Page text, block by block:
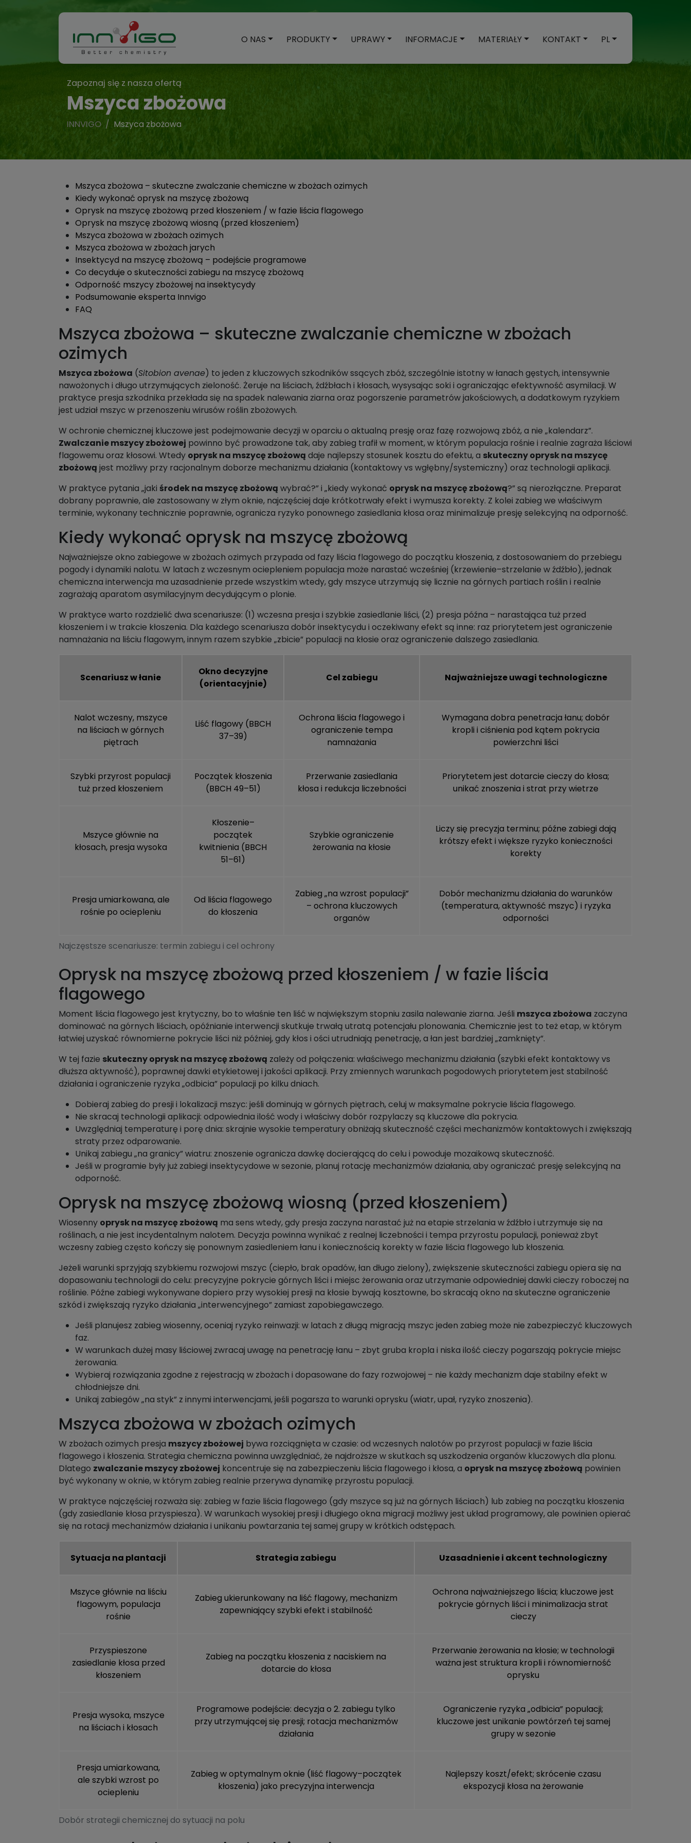
O NAS PRODUKTY UPRAWY INFORMACJE MATERIAŁY KONTAKT PL
Zapoznaj się z nasza ofertą
Mszyca zbożowa
INNVIGO Mszyca zbożowa
Mszyca zbożowa – skuteczne zwalczanie chemiczne w zbożach ozimych
Kiedy wykonać oprysk na mszycę zbożową
Oprysk na mszycę zbożową przed kłoszeniem / w fazie liścia flagowego
Oprysk na mszycę zbożową wiosną (przed kłoszeniem)
Mszyca zbożowa w zbożach ozimych
Mszyca zbożowa w zbożach jarych
Insektycyd na mszycę zbożową – podejście programowe
Co decyduje o skuteczności zabiegu na mszycę zbożową
Odporność mszycy zbożowej na insektycydy
Podsumowanie eksperta Innvigo
FAQ
Mszyca zbożowa – skuteczne zwalczanie chemiczne w zbożach
ozimych
Mszyca zbożowa (Sitobion avenae) to jeden z kluczowych szkodników ssących zbóż, szczególnie istotny w łanach gęstych, intensywnie
nawożonych i długo utrzymujących zieloność. Żeruje na liściach, źdźbłach i kłosach, wysysając soki i ograniczając efektywność asymilacji. W
praktyce presja szkodnika przekłada się na spadek nalewania ziarna oraz pogorszenie parametrów jakościowych, a dodatkowym ryzykiem
jest udział mszyc w przenoszeniu wirusów roślin zbożowych.
W ochronie chemicznej kluczowe jest podejmowanie decyzji w oparciu o aktualną presję oraz fazę rozwojową zbóż, a nie „kalendarz”.
Zwalczanie mszycy zbożowej powinno być prowadzone tak, aby zabieg trafił w moment, w którym populacja rośnie i realnie zagraża liściowi
flagowemu oraz kłosowi. Wtedy oprysk na mszycę zbożową daje najlepszy stosunek kosztu do efektu, a skuteczny oprysk na mszycę
zbożową jest możliwy przy racjonalnym doborze mechanizmu działania (kontaktowy vs wgłębny/systemiczny) oraz technologii aplikacji.
W praktyce pytania „jaki środek na mszycę zbożową wybrać?” i „kiedy wykonać oprysk na mszycę zbożową?” są nierozłączne. Preparat
dobrany poprawnie, ale zastosowany w złym oknie, najczęściej daje krótkotrwały efekt i wymusza korekty. Z kolei zabieg we właściwym
terminie, wykonany technicznie poprawnie, ogranicza ryzyko ponownego zasiedlania kłosa oraz minimalizuje presję selekcyjną na odporność.
Kiedy wykonać oprysk na mszycę zbożową
Najważniejsze okno zabiegowe w zbożach ozimych przypada od fazy liścia flagowego do początku kłoszenia, z dostosowaniem do przebiegu
pogody i dynamiki nalotu. W latach z wczesnym ociepleniem populacja może narastać wcześniej (krzewienie–strzelanie w źdźbło), jednak
chemiczna interwencja ma uzasadnienie przede wszystkim wtedy, gdy mszyce utrzymują się licznie na górnych partiach roślin i realnie
zagrażają aparatom asymilacyjnym decydującym o plonie.
W praktyce warto rozdzielić dwa scenariusze: (1) wczesna presja i szybkie zasiedlanie liści, (2) presja późna – narastająca tuż przed
kłoszeniem i w trakcie kłoszenia. Dla każdego scenariusza dobór insektycydu i oczekiwany efekt są inne: raz priorytetem jest ograniczenie
namnażania na liściu flagowym, innym razem szybkie „zbicie” populacji na kłosie oraz ograniczenie dalszego zasiedlania.
Najczęstsze scenariusze: termin zabiegu i cel ochrony
Scenariusz w łanie
Okno decyzyjne
(orientacyjnie)
Cel zabiegu Najważniejsze uwagi technologiczne
Nalot wczesny, mszyce
na liściach w górnych
piętrach
Liść flagowy (BBCH
37–39)
Ochrona liścia flagowego i
ograniczenie tempa
namnażania
Wymagana dobra penetracja łanu; dobór
kropli i ciśnienia pod kątem pokrycia
powierzchni liści
Szybki przyrost populacji
tuż przed kłoszeniem
Początek kłoszenia
(BBCH 49–51)
Przerwanie zasiedlania
kłosa i redukcja liczebności
Priorytetem jest dotarcie cieczy do kłosa;
unikać znoszenia i strat przy wietrze
Mszyce głównie na
kłosach, presja wysoka
Kłoszenie–
początek
kwitnienia (BBCH
51–61)
Szybkie ograniczenie
żerowania na kłosie
Liczy się precyzja terminu; późne zabiegi dają
krótszy efekt i większe ryzyko konieczności
korekty
Presja umiarkowana, ale
rośnie po ociepleniu
Od liścia flagowego
do kłoszenia
Zabieg „na wzrost populacji”
– ochrona kluczowych
organów
Dobór mechanizmu działania do warunków
(temperatura, aktywność mszyc) i ryzyka
odporności
Oprysk na mszycę zbożową przed kłoszeniem / w fazie liścia
flagowego
Moment liścia flagowego jest krytyczny, bo to właśnie ten liść w największym stopniu zasila nalewanie ziarna. Jeśli mszyca zbożowa zaczyna
dominować na górnych liściach, opóźnianie interwencji skutkuje trwałą utratą potencjału plonowania. Chemicznie jest to też etap, w którym
łatwiej uzyskać równomierne pokrycie liści niż później, gdy kłos i ości utrudniają penetrację, a łan jest bardziej „zamknięty”.
W tej fazie skuteczny oprysk na mszycę zbożową zależy od połączenia: właściwego mechanizmu działania (szybki efekt kontaktowy vs
dłuższa aktywność), poprawnej dawki etykietowej i jakości aplikacji. Przy zmiennych warunkach pogodowych priorytetem jest stabilność
działania i ograniczenie ryzyka „odbicia” populacji po kilku dniach.
Dobieraj zabieg do presji i lokalizacji mszyc: jeśli dominują w górnych piętrach, celuj w maksymalne pokrycie liścia flagowego.
Nie skracaj technologii aplikacji: odpowiednia ilość wody i właściwy dobór rozpylaczy są kluczowe dla pokrycia.
Uwzględniaj temperaturę i porę dnia: skrajnie wysokie temperatury obniżają skuteczność części mechanizmów kontaktowych i zwiększają
straty przez odparowanie.
Unikaj zabiegu „na granicy” wiatru: znoszenie ogranicza dawkę docierającą do celu i powoduje mozaikową skuteczność.
Jeśli w programie były już zabiegi insektycydowe w sezonie, planuj rotację mechanizmów działania, aby ograniczać presję selekcyjną na
odporność.
Oprysk na mszycę zbożową wiosną (przed kłoszeniem)
Wiosenny oprysk na mszycę zbożową ma sens wtedy, gdy presja zaczyna narastać już na etapie strzelania w źdźbło i utrzymuje się na
roślinach, a nie jest incydentalnym nalotem. Decyzja powinna wynikać z realnej liczebności i tempa przyrostu populacji, ponieważ zbyt
wczesny zabieg często kończy się ponownym zasiedleniem łanu i koniecznością korekty w fazie liścia flagowego lub kłoszenia.
Jeżeli warunki sprzyjają szybkiemu rozwojowi mszyc (ciepło, brak opadów, łan długo zielony), zwiększenie skuteczności zabiegu opiera się na
dopasowaniu technologii do celu: precyzyjne pokrycie górnych liści i miejsc żerowania oraz utrzymanie odpowiedniej dawki cieczy roboczej na
roślinie. Późne zabiegi wykonywane dopiero przy wysokiej presji na kłosie bywają kosztowne, bo skracają okno na skuteczne ograniczenie
szkód i zwiększają ryzyko działania „interwencyjnego” zamiast zapobiegawczego.
Jeśli planujesz zabieg wiosenny, oceniaj ryzyko reinwazji: w latach z długą migracją mszyc jeden zabieg może nie zabezpieczyć kluczowych
faz.
W warunkach dużej masy liściowej zwracaj uwagę na penetrację łanu – zbyt gruba kropla i niska ilość cieczy pogarszają pokrycie miejsc
żerowania.
Wybieraj rozwiązania zgodne z rejestracją w zbożach i dopasowane do fazy rozwojowej – nie każdy mechanizm daje stabilny efekt w
chłodniejsze dni.
Unikaj zabiegów „na styk” z innymi interwencjami, jeśli pogarsza to warunki oprysku (wiatr, upał, ryzyko znoszenia).
Mszyca zbożowa w zbożach ozimych
W zbożach ozimych presja mszycy zbożowej bywa rozciągnięta w czasie: od wczesnych nalotów po przyrost populacji w fazie liścia
flagowego i kłoszenia. Strategia chemiczna powinna uwzględniać, że najdroższe w skutkach są uszkodzenia organów kluczowych dla plonu.
Dlatego zwalczanie mszycy zbożowej koncentruje się na zabezpieczeniu liścia flagowego i kłosa, a oprysk na mszycę zbożową powinien
być wykonany w oknie, w którym zabieg realnie przerywa dynamikę przyrostu populacji.
W praktyce najczęściej rozważa się: zabieg w fazie liścia flagowego (gdy mszyce są już na górnych liściach) lub zabieg na początku kłoszenia
(gdy zasiedlanie kłosa przyspiesza). W warunkach wysokiej presji i długiego okna migracji możliwy jest układ programowy, ale powinien opierać
się na rotacji mechanizmów działania i unikaniu powtarzania tej samej grupy w krótkich odstępach.
Dobór strategii chemicznej do sytuacji na polu
Sytuacja na plantacji Strategia zabiegu Uzasadnienie i akcent technologiczny
Mszyce głównie na liściu
flagowym, populacja
rośnie
Zabieg ukierunkowany na liść flagowy, mechanizm
zapewniający szybki efekt i stabilność
Ochrona najważniejszego liścia; kluczowe jest
pokrycie górnych liści i minimalizacja strat
cieczy
Przyspieszone
zasiedlanie kłosa przed
kłoszeniem
Zabieg na początku kłoszenia z naciskiem na
dotarcie do kłosa
Przerwanie żerowania na kłosie; w technologii
ważna jest struktura kropli i równomierność
oprysku
Presja wysoka, mszyce
na liściach i kłosach
Programowe podejście: decyzja o 2. zabiegu tylko
przy utrzymującej się presji; rotacja mechanizmów
działania
Ograniczenie ryzyka „odbicia” populacji;
kluczowe jest unikanie powtórzeń tej samej
grupy w sezonie
Presja umiarkowana,
ale szybki wzrost po
ociepleniu
Zabieg w optymalnym oknie (liść flagowy–początek
kłoszenia) jako precyzyjna interwencja
Najlepszy koszt/efekt; skrócenie czasu
ekspozycji kłosa na żerowanie